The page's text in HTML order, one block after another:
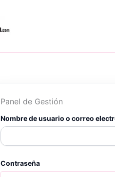
Panel de Gestión
Nombre de usuario o correo
Contraseña